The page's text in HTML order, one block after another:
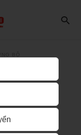
hàng